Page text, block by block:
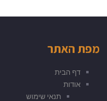
מפת האתר
דף הבית
אודות
תנאי שימוש